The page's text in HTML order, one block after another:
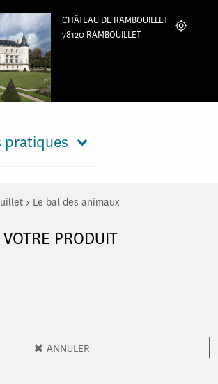
CHÂTEAU DE RAMBOUILLET
78120 RAMBOUILLET
Localiser
pratiques
> Le bal des animaux
PRODUIT
ANNULER